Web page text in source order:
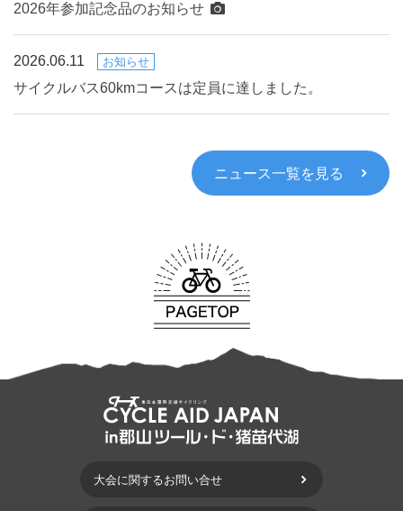
2026年参加記念品のお知らせ
2026.06.11 お知らせ
サイクルバス60kmコースは定員に達しました。
ニュース一覧を見る
大会に関するお問い合せ